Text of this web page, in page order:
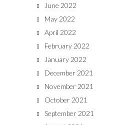
June 2022
May 2022
April 2022
February 2022
January 2022
December 2021
November 2021
October 2021
September 2021